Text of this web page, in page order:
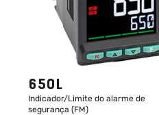
650L
Indicador/Limite do alarme de
segurança (FM)